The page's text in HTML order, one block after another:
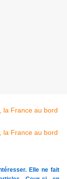
Elle ne fait